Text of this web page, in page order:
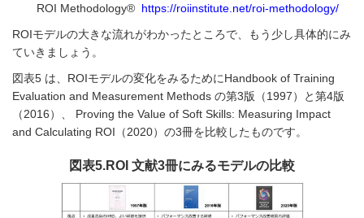
ROI Methodology® https://roiinstitute.net/roi-methodology/
ROIモデルの大きな流れがわかったところで、もう少し具体的にみ
ていきましょう。
図表5 は、ROIモデルの変化をみるためにHandbook of Training
Evaluation and Measurement Methods の第3版（1997）と第4版
（2016）、 Proving the Value of Soft Skills: Measuring Impact
and Calculating ROI（2020）の3冊を比較したものです。
図表5.ROI 文献3冊にみるモデルの比較